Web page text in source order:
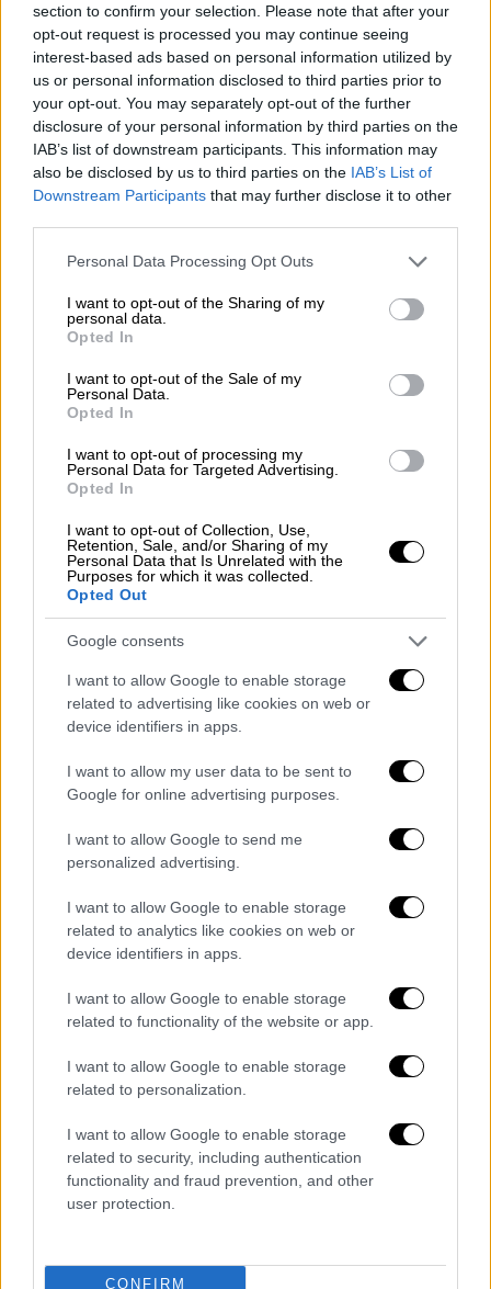
section to confirm your selection. Please note that after your
opt-out request is processed you may continue seeing
interest-based ads based on personal information utilized by
us or personal information disclosed to third parties prior to
your opt-out. You may separately opt-out of the further
disclosure of your personal information by third parties on the
IAB’s list of downstream participants. This information may
also be disclosed by us to third parties on the IAB’s List of
Downstream Participants that may further disclose it to other
Please note that this website/app uses one or more Google
not limited to your visit or usage behaviour. You may click to
grant or deny consent to Google and its third-party tags to
use your data for below specified purposes in below Google
consent section.
Personal Data Processing Opt Outs
I want to opt-out of the Sharing of my
personal data.
Opted In
I want to opt-out of the Sale of my
Personal Data.
Opted In
I want to opt-out of processing my
Personal Data for Targeted Advertising.
Opted In
I want to opt-out of Collection, Use,
Retention, Sale, and/or Sharing of my
Personal Data that Is Unrelated with the
Purposes for which it was collected.
Opted Out
Google consents
I want to allow Google to enable storage
related to advertising like cookies on web or
device identifiers in apps.
I want to allow my user data to be sent to
Google for online advertising purposes.
I want to allow Google to send me
personalized advertising.
I want to allow Google to enable storage
related to analytics like cookies on web or
device identifiers in apps.
I want to allow Google to enable storage
related to functionality of the website or app.
I want to allow Google to enable storage
related to personalization.
I want to allow Google to enable storage
related to security, including authentication
functionality and fraud prevention, and other
user protection.
CONFIRM
Βιβλίο|25.08.2022 09:28
The Sandman: Πώς ένα «μη
κινηματογραφικό» κόμικ έγινε η
δημοφιλέστερη σειρά στο Netflix
μείγμα μοντέρνας και αρχαίας μυθολογίας,
όπου συνυπάρχουν αρμονικά η σύγχρονη
λογοτεχνία, το ιστορικό δράμα και οι θρύλοι
ΑΛΛΑ #TAGS
ειδήσεις τώρα
κόμικς
μυθολογία Fantastic Four
POPULAR VIDEOS
Ώρα Ελλάδος...|10.08.2026 08:39
Ηλεία: Φωτιά τώρα στο χωριό Μουζάκι
– Κοντά στην είσοδο του χωριού οι
φλόγες
Ώρα Ελλάδος...|10.08.2026 12:18